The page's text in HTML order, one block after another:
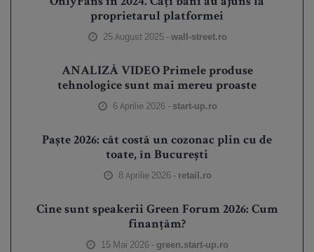
proprietarul platformei
25 August 2025 -wall-street.ro
ANALIZĂ VIDEO Primele produse
tehnologice sunt mai mereu proaste
6 Aprilie 2026 - start-up.ro
Paște 2026: cât costă un cozonac plin cu de
toate, în București
8 Aprilie 2026 - retail.ro
Cine sunt speakerii Green Forum 2026: Cum
finanțăm?
15 Mai 2026 - green.start-up.ro